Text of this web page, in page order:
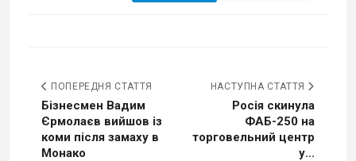
ПОПЕРЕДНЯ СТАТТЯ
Бізнесмен Вадим
Єрмолаєв вийшов із
коми після замаху в
Монако
НАСТУПНА СТАТТЯ
Росія скинула
ФАБ-250 на
торговельний центр
у...